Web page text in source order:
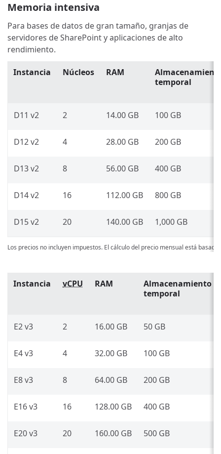
Memoria intensiva
Para bases de datos de gran tamaño, granjas de
servidores de SharePoint y aplicaciones de alto
rendimiento.
Instancia Núcleos RAM
temporal
D11 v2 2 14.00 GB 100 GB
D12 v2 4 28.00 GB 200 GB
D13 v2 8 56.00 GB 400 GB
D14 v2 16 112.00 GB 800 GB
D15 v2 20 140.00 GB 1,000 GB
Los precios no incluyen impuestos. El cálculo del precio mensual está
Instancia vCPU RAM
Almacenamiento
temporal
E2 v3 2 16.00 GB 50 GB
E4 v3 4 32.00 GB 100 GB
E8 v3 8 64.00 GB 200 GB
E16 v3 16 128.00 GB 400 GB
E20 v3 20 160.00 GB 500 GB